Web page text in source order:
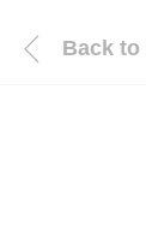
Back to